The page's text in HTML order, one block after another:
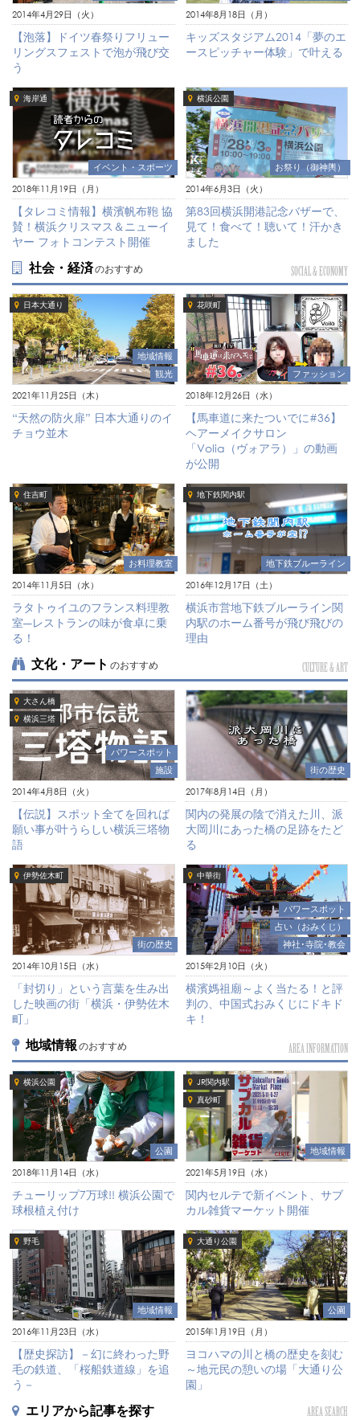
2014年4月29日（火）
【泡落】ドイツ春祭りフリュー
リングスフェストで泡が飛び交
う
2014年8月18日（月）
キッズスタジアム2014「夢のエ
ースピッチャー体験」で叶える
海岸通
イベント・スポーツ
2018年11月19日（月）
【タレコミ情報】横濱帆布鞄 協
賛！横浜クリスマス＆ニューイ
ヤー フォトコンテスト開催
横浜公園
お祭り（御神輿）
2014年6月3日（火）
第83回横浜開港記念バザーで、
見て！食べて！聴いて！汗かき
ました
社会・経済のおすすめ SOCIAL & ECONOMY
日本大通り
地域情報
観光
2021年11月25日（木）
“天然の防火扉” 日本大通りのイ
チョウ並木
花咲町
ファッション
2018年12月26日（水）
【馬車道に来たついでに#36】
ヘアーメイクサロン
「Volia（ヴォアラ）」の動画
が公開
住吉町
お料理教室
2014年11月5日（水）
ラタトゥイユのフランス料理教
室―レストランの味が食卓に乗
る！
地下鉄関内駅
地下鉄ブルーライン
2016年12月17日（土）
横浜市営地下鉄ブルーライン関
内駅のホーム番号が飛び飛びの
理由
文化・アート のおすすめ CULTURE & ART
大さん橋
横浜三塔
パワースポット
施設
2014年4月8日（火）
【伝説】スポット全てを回れば
願い事が叶うらしい横浜三塔物
語
街の歴史
2017年8月14日（月）
関内の発展の陰で消えた川、派
大岡川にあった橋の足跡をたど
る
伊勢佐木町
街の歴史
2014年10月15日（水）
「封切り」という言葉を生み出
した映画の街「横浜・伊勢佐木
町」
中華街
パワースポット
占い（おみくじ）
神社･寺院･教会
2015年2月10日（火）
横濱媽祖廟～よく当たる！と評
判の、中国式おみくじにドキド
キ！
地域情報 のおすすめ AREA INFORMATION
横浜公園
公園
2018年11月14日（水）
チューリップ7万球!! 横浜公園で
球根植え付け
JR関内駅
真砂町
地域情報
2021年5月19日（水）
関内セルテで新イベント、サブ
カル雑貨マーケット開催
野毛
地域情報
2016年11月23日（水）
【歴史探訪】－幻に終わった野
毛の鉄道、「桜船鉄道線」を追
う－
大通り公園
公園
2015年1月19日（月）
ヨコハマの川と橋の歴史を刻む
～地元民の憩いの場「大通り公
園」
エリアから記事を探す AREA SEARCH